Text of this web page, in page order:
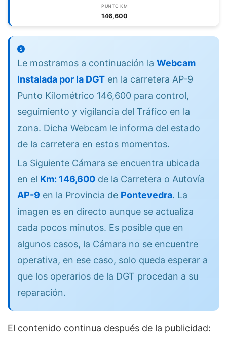
PUNTO KM
146,600
Le mostramos a continuación la Webcam
Instalada por la DGT en la carretera AP-9
Punto Kilométrico 146,600 para control,
seguimiento y vigilancia del Tráfico en la
zona. Dicha Webcam le informa del estado
de la carretera en estos momentos.
La Siguiente Cámara se encuentra ubicada
en el Km: 146,600 de la Carretera o Autovía
AP-9 en la Provincia de Pontevedra. La
imagen es en directo aunque se actualiza
cada pocos minutos. Es posible que en
algunos casos, la Cámara no se encuentre
operativa, en ese caso, solo queda esperar a
que los operarios de la DGT procedan a su
reparación.
El contenido continua después de la publicidad: